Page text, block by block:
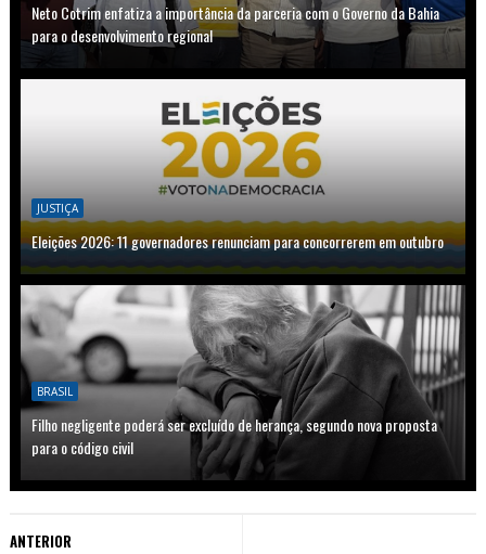
Neto Cotrim enfatiza a importância da parceria com o Governo da Bahia
para o desenvolvimento regional
JUSTIÇA
Eleições 2026: 11 governadores renunciam para concorrerem em outubro
BRASIL
Filho negligente poderá ser excluído de herança, segundo nova proposta
para o código civil
ANTERIOR